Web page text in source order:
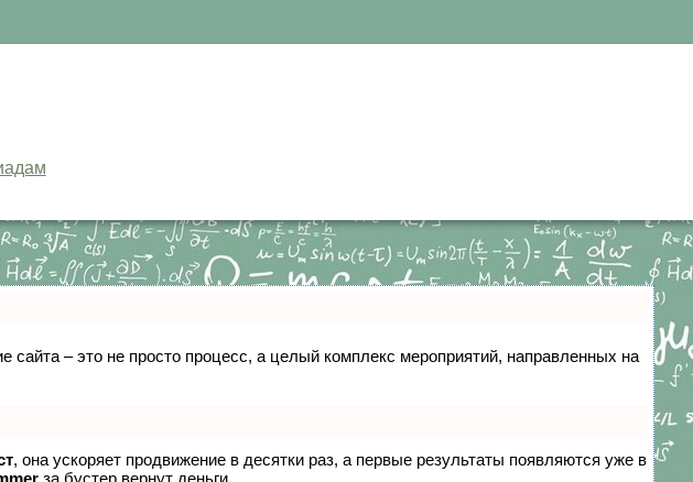
сайта – это не просто процесс, а целый комплекс мероприятий, направленных на
, она ускоряет продвижение в десятки раз, а первые результаты появляются уже в
за бустер вернут деньги.